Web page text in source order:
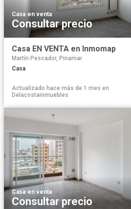
Casa·en venta
Consultar precio
Casa EN VENTA en Inmomap
Martín Pescador, Pinamar
Casa
Actualizado hace más de 1 mes en
Delacostainmuebles
Casa·en venta
Consultar precio